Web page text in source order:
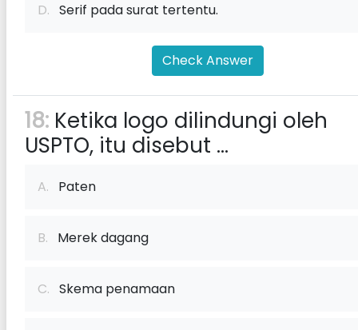
D. Serif pada surat tertentu.
Check Answer
18: Ketika logo dilindungi oleh
USPTO, itu disebut ...
A. Paten
B. Merek dagang
C. Skema penamaan